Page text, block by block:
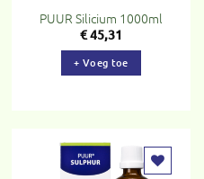
PUUR Silicium 1000ml
€45,31
+ Voeg toe